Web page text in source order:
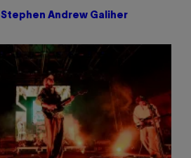
Stephen Andrew Galiher